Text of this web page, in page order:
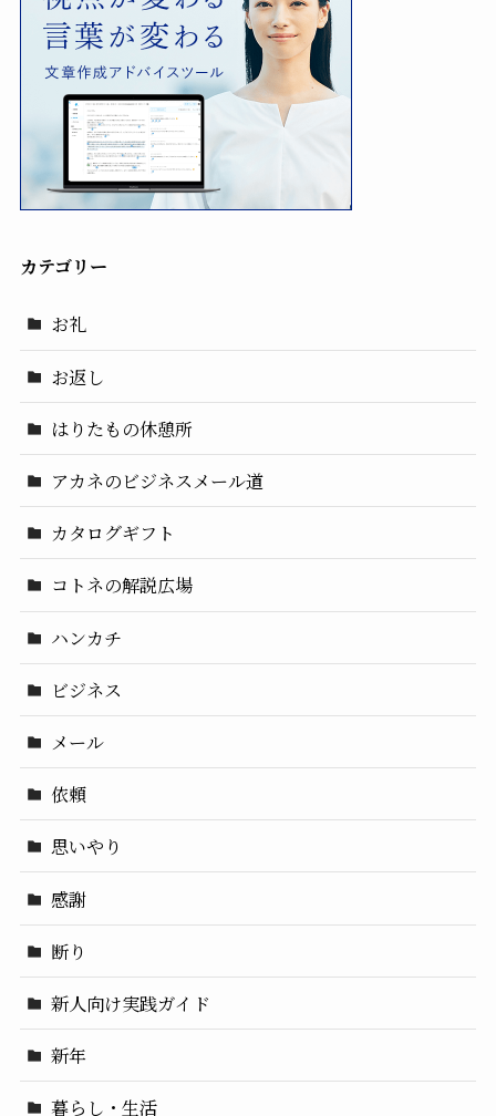
カテゴリー
お礼
お返し
はりたもの休憩所
アカネのビジネスメール道
カタログギフト
コトネの解説広場
ハンカチ
ビジネス
メール
依頼
思いやり
感謝
断り
新人向け実践ガイド
新年
暮らし・生活